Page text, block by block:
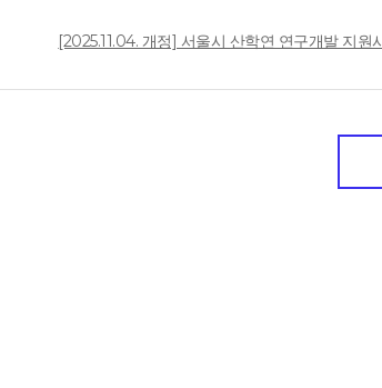
[2025.11.04. 개정] 서울시 산학연 연구개발 지